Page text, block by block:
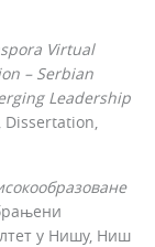
Virtual
– Serbian
Leadership
Dissertation,
у Нишу, Ниш